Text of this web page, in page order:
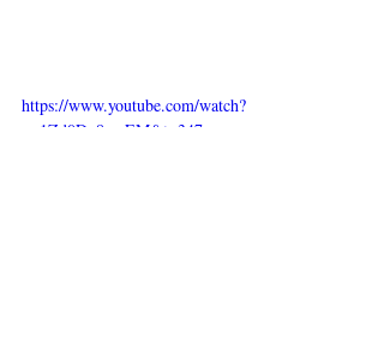
https://www.youtube.com/watch?
v=1Zd0Dq8zmEM&t=347s